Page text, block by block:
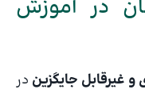
در آموزش
و غیرقابل جایگزین در